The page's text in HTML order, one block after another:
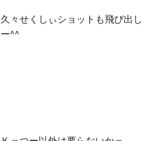
久々せくしぃショットも飛び出
ー^^